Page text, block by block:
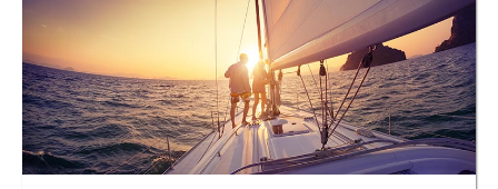
SKIPPER
GALLERY